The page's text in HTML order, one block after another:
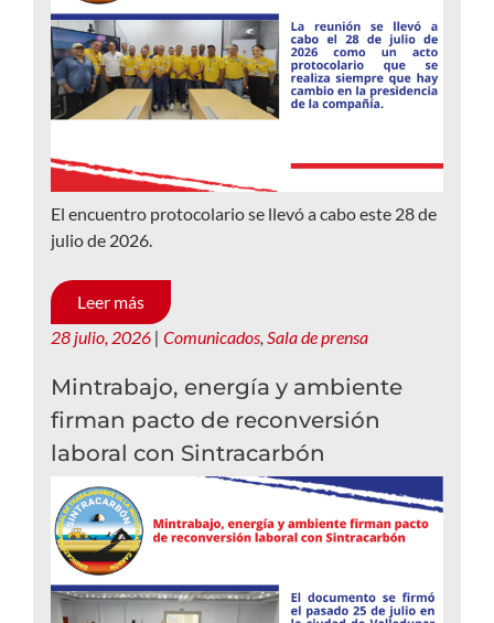
El encuentro protocolario se llevó a cabo este 28 de
julio de 2026.
Leer más
28 julio, 2026 | Comunicados, Sala de prensa
Mintrabajo, energía y ambiente
firman pacto de reconversión
laboral con Sintracarbón